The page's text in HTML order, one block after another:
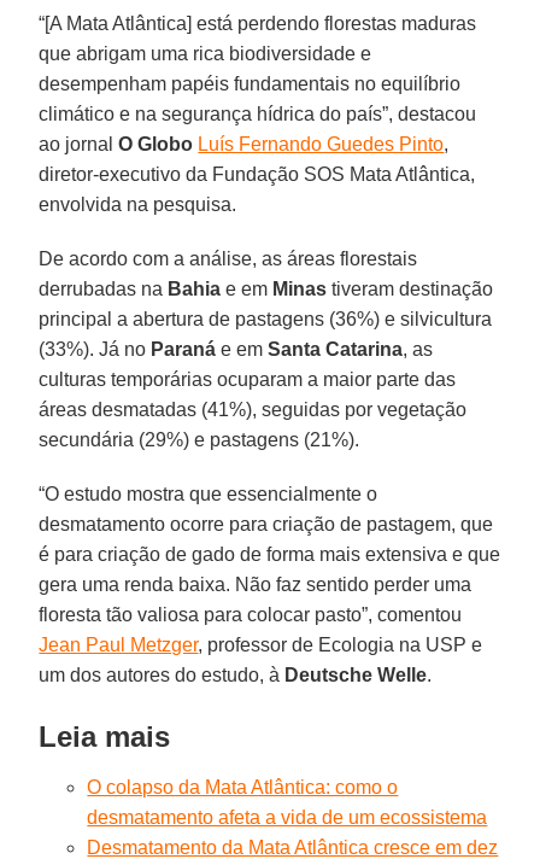
“[A Mata Atlântica] está perdendo florestas maduras
que abrigam uma rica biodiversidade e
desempenham papéis fundamentais no equilíbrio
climático e na segurança hídrica do país”, destacou
ao jornalO Globo Luís Fernando Guedes Pinto,
diretor-executivo da Fundação SOS Mata Atlântica,
envolvida na pesquisa.
De acordo com a análise, as áreas florestais
derrubadas na Bahia e em Minas tiveram destinação
principal a abertura de pastagens (36%) e silvicultura
(33%). Já no Paraná e emSanta Catarina, as
culturas temporárias ocuparam a maior parte das
áreas desmatadas (41%), seguidas por vegetação
secundária (29%) e pastagens (21%).
“O estudo mostra que essencialmente o
desmatamento ocorre para criação de pastagem, que
é para criação de gado de forma mais extensiva e que
gera uma renda baixa. Não faz sentido perder uma
floresta tão valiosa para colocar pasto”, comentou
Jean Paul Metzger, professor de Ecologia na USP e
um dos autores do estudo, à Deutsche Welle.
Leia mais
O colapso da Mata Atlântica: como o
desmatamento afeta a vida de um ecossistema
Desmatamento da Mata Atlântica cresce em dez